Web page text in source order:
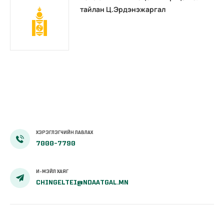
тайлан Ц.Эрдэнэжаргал
ХЭРЭГЛЭГЧИЙН ЛАВЛАХ
7000-7790
И-МЭЙЛ ХАЯГ
CHINGELTEI@NDAATGAL.MN